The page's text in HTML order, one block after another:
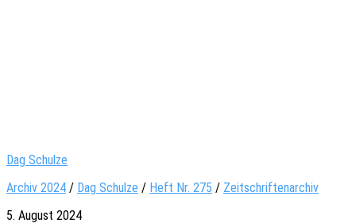
Dag Schulze
Archiv 2024 / Dag Schulze / Heft Nr. 275 / Zeitschriftenarchiv
5. August 2024